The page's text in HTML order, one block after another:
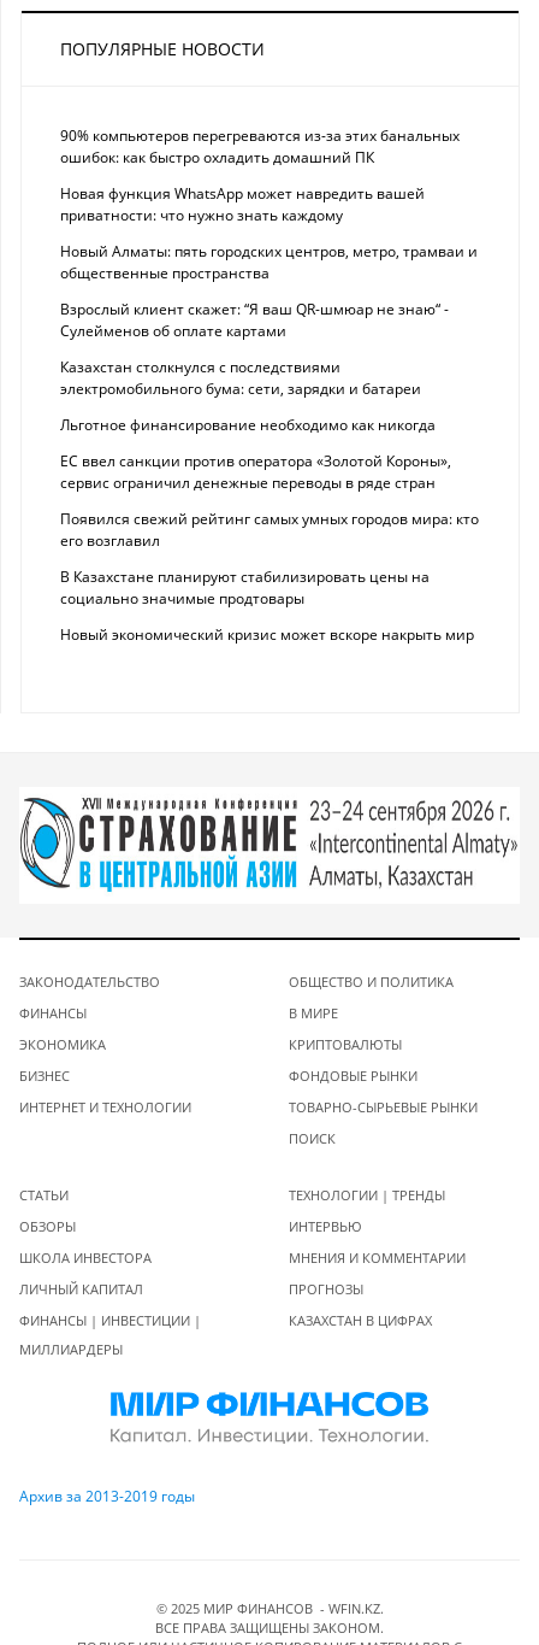
ПОПУЛЯРНЫЕ НОВОСТИ
90% компьютеров перегреваются из-за этих банальных
ошибок: как быстро охладить домашний ПК
Новая функция WhatsApp может навредить вашей
приватности: что нужно знать каждому
Новый Алматы: пять городских центров, метро, трамваи и
общественные пространства
Взрослый клиент скажет: “Я ваш QR-шмюар не знаю“ -
Сулейменов об оплате картами
Казахстан столкнулся с последствиями
электромобильного бума: сети, зарядки и батареи
Льготное финансирование необходимо как никогда
ЕС ввел санкции против оператора «Золотой Короны»,
сервис ограничил денежные переводы в ряде стран
Появился свежий рейтинг самых умных городов мира: кто
его возглавил
В Казахстане планируют стабилизировать цены на
социально значимые продтовары
Новый экономический кризис может вскоре накрыть мир
ЗАКОНОДАТЕЛЬСТВО
ФИНАНСЫ
ЭКОНОМИКА
БИЗНЕС
ИНТЕРНЕТ И ТЕХНОЛОГИИ
ОБЩЕСТВО И ПОЛИТИКА
В МИРЕ
КРИПТОВАЛЮТЫ
ФОНДОВЫЕ РЫНКИ
ТОВАРНО-СЫРЬЕВЫЕ РЫНКИ
ПОИСК
СТАТЬИ
ОБЗОРЫ
ШКОЛА ИНВЕСТОРА
ЛИЧНЫЙ КАПИТАЛ
ФИНАНСЫ | ИНВЕСТИЦИИ |
МИЛЛИАРДЕРЫ
ТЕХНОЛОГИИ | ТРЕНДЫ
ИНТЕРВЬЮ
МНЕНИЯ И КОММЕНТАРИИ
ПРОГНОЗЫ
КАЗАХСТАН В ЦИФРАХ
Архив за 2013-2019 годы
© 2025 МИР ФИНАНСОВ - WFIN.KZ.
ВСЕ ПРАВА ЗАЩИЩЕНЫ ЗАКОНОМ.